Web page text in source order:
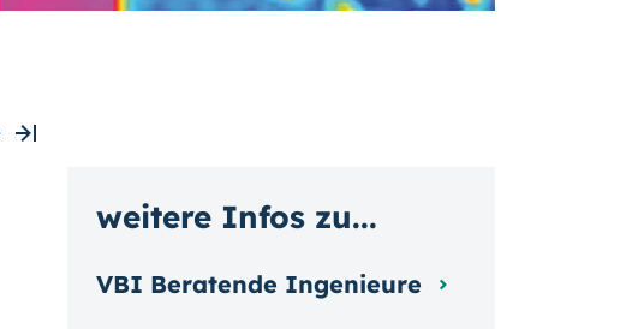
weitere Infos zu...
VBI Beratende Ingenieure